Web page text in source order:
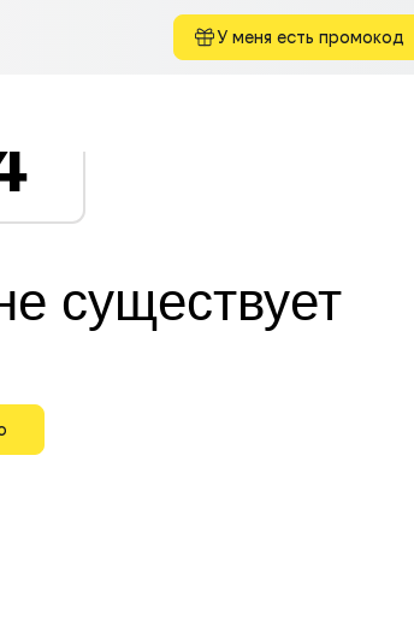
У меня есть промокод
существует